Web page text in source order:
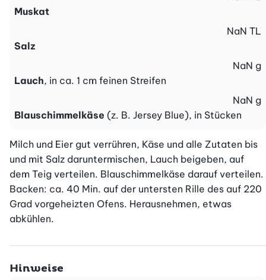
Muskat
Salz
NaN TL
Lauch, in ca. 1 cm feinen Streifen
NaN g
Blauschimmelkäse (z. B. Jersey Blue), in Stücken
NaN g
Milch und Eier gut verrühren, Käse und alle Zutaten bis
und mit Salz daruntermischen, Lauch beigeben, auf
dem Teig verteilen. Blauschimmelkäse darauf verteilen.
Backen: ca. 40 Min. auf der untersten Rille des auf 220
Grad vorgeheizten Ofens. Herausnehmen, etwas
abkühlen.
Hinweise